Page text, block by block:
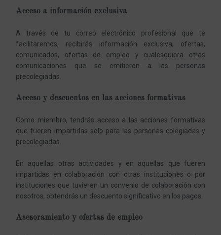
Acceso a información exclusiva
A través de tu correo electrónico profesional que te
facilitaremos, recibirás información exclusiva, ofertas,
comunicados, ofertas de empleo y cualesquiera otras
comunicaciones que se emitieren a las personas
precolegiadas.
Acceso y descuentos en las acciones formativas
Como miembro, tendrás acceso a las acciones formativas
que fueren impartidas solo para las personas colegiadas y
precolegiadas.
En aquellas otras actividades y en aquellas que fueren
impartidas en colaboración con otras instituciones o por
instituciones que tuvieren un convenio de colaboración con
nosotros, obtendrás un descuento significativo en los pagos.
Asesoramiento y ofertas de empleo